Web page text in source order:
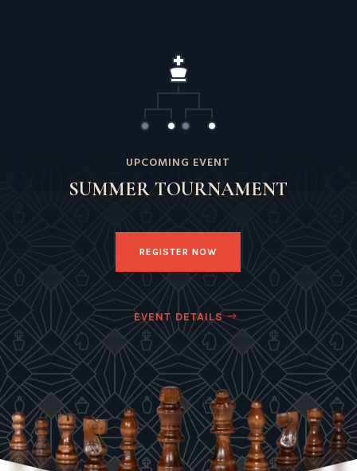
UPCOMING EVENT
SUMMER TOURNAMENT
REGISTER NOW
EVENT DETAILS